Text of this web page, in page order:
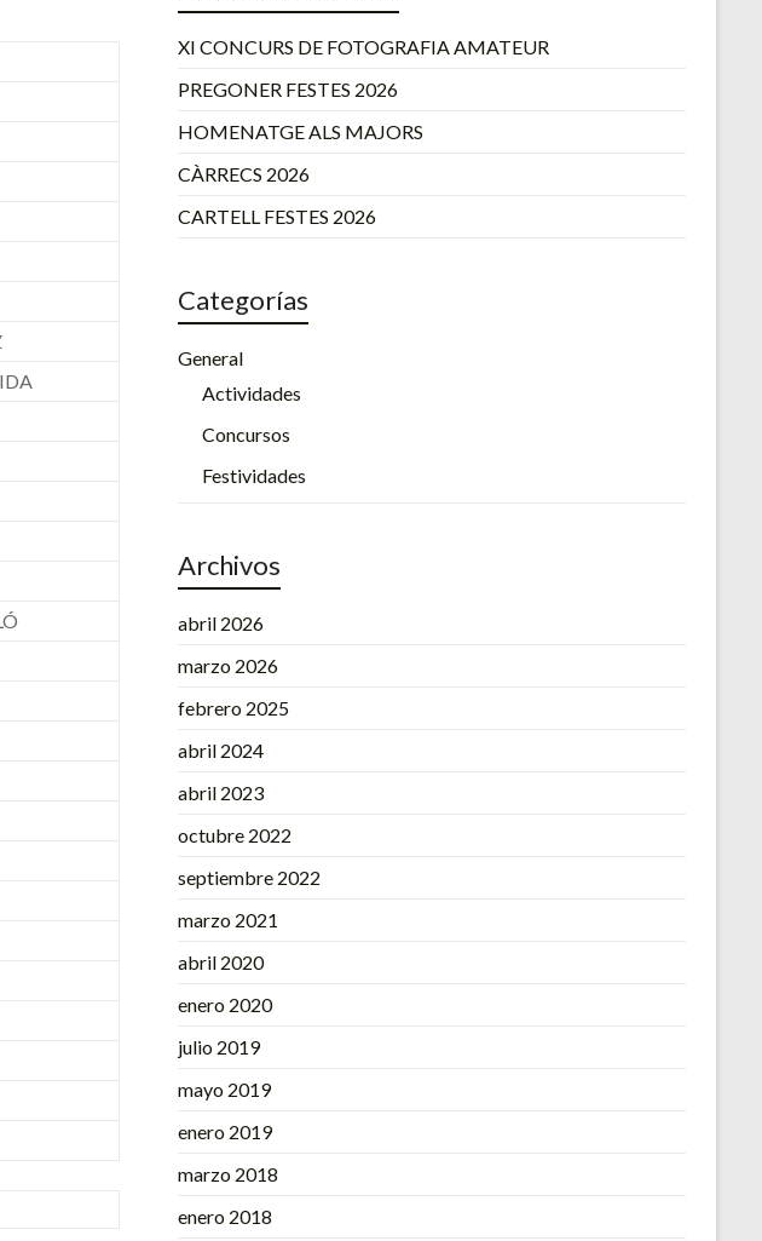
XI CONCURS DE FOTOGRAFIA AMATEUR
PREGONER FESTES 2026
HOMENATGE ALS MAJORS
CÀRRECS 2026
CARTELL FESTES 2026
Categorías
General
Actividades
Concursos
Festividades
Archivos
abril 2026
marzo 2026
febrero 2025
abril 2024
abril 2023
octubre 2022
septiembre 2022
marzo 2021
abril 2020
enero 2020
julio 2019
mayo 2019
enero 2019
marzo 2018
enero 2018